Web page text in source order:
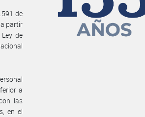
de
partir
de
a
las
en el